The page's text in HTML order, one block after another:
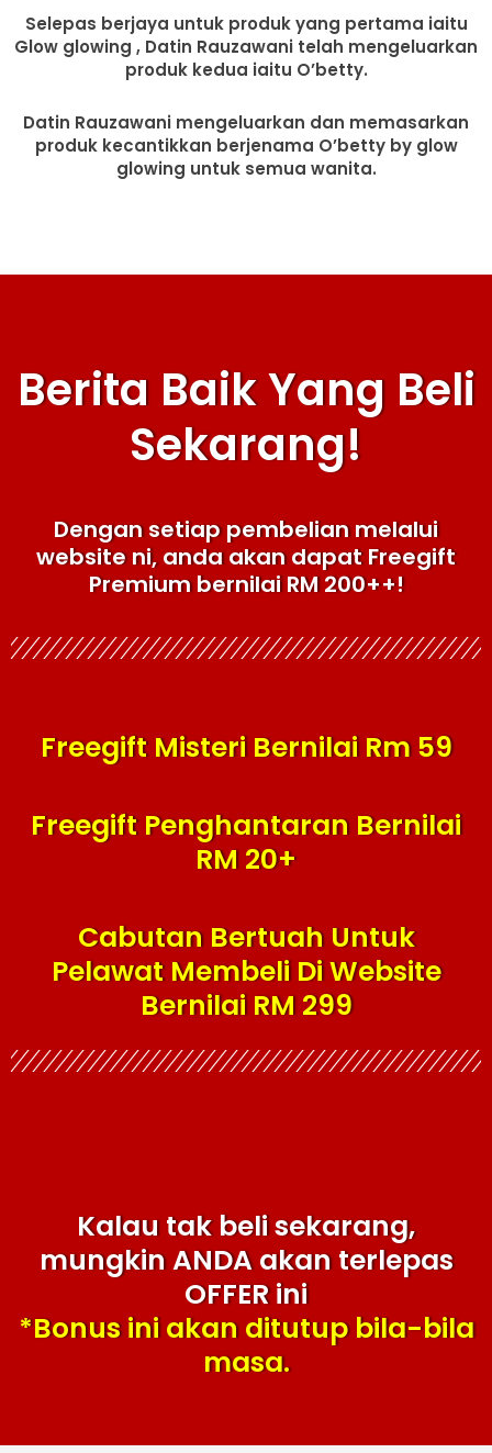
Selepas berjaya untuk produk yang pertama iaitu
Glow glowing , Datin Rauzawani telah mengeluarkan
produk kedua iaitu O’betty.
Datin Rauzawani mengeluarkan dan memasarkan
produk kecantikkan berjenama O’betty by glow
glowing untuk semua wanita.
Berita Baik Yang Beli
Sekarang!
Dengan setiap pembelian melalui
website ni, anda akan dapat Freegift
Premium bernilai RM 200++!
Freegift Misteri Bernilai Rm 59
Freegift Penghantaran Bernilai
RM 20+
Cabutan Bertuah Untuk
Pelawat Membeli Di Website
Bernilai RM 299
Kalau tak beli sekarang,
mungkin ANDA akan terlepas
OFFER ini
*Bonus ini akan ditutup bila-bila
masa.